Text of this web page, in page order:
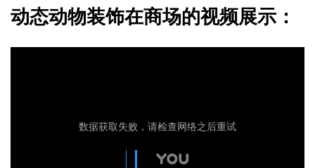
动态动物装饰在商场的视频展示：